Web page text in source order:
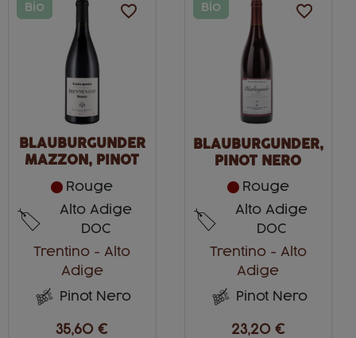
favorite_border
Bio
BLAUBURGUNDER
MAZZON, PINOT
Rouge
Alto Adige
DOC
Trentino - Alto
Adige
Pinot Nero
35,60 €
favorite_border
Bio
BLAUBURGUNDER,
PINOT NERO
Rouge
Alto Adige
DOC
Trentino - Alto
Adige
Pinot Nero
23,20 €